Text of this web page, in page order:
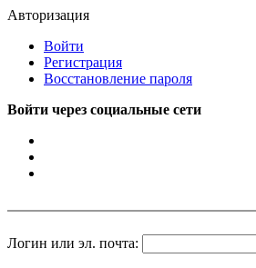
Авторизация
Войти
Регистрация
Восстановление пароля
Войти через социальные сети
Логин или эл. почта: